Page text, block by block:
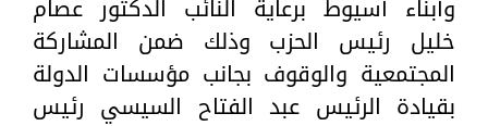
وأبناء أسيوط برعاية النائب الدكتور عصام
خليل رئيس الحزب وذلك ضمن المشاركة
المجتمعية والوقوف بجانب مؤسسات الدولة
بقيادة الرئيس عبد الفتاح السيسي رئيس